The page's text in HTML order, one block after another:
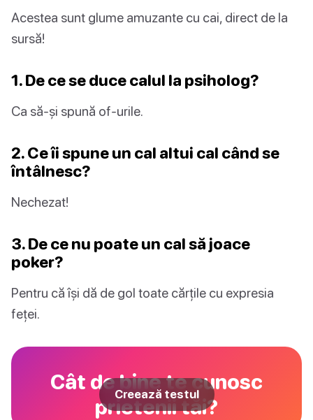
Acestea sunt glume amuzante cu cai, direct de la
sursă!
1. De ce se duce calul la psiholog?
Ca să-și spună of-urile.
2. Ce îi spune un cal altui cal când se
întâlnesc?
Nechezat!
3. De ce nu poate un cal să joace
poker?
Pentru că își dă de gol toate cărțile cu expresia
feței.
Cât de bine te cunosc
prietenii tăi?
Creează testul